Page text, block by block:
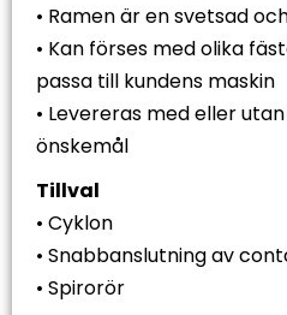
• Ramen är en svetsad
• Kan förses med olika
passa till kundens maskin
• Levereras med eller
önskemål
Tillval
• Cyklon
• Snabbanslutning av
• Spirorör